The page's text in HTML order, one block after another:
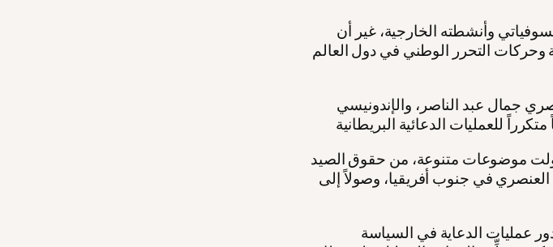
وأنشطته الخارجية، غير أن
التحرر الوطني في دول العالم
جمال عبد الناصر، والإندونيسي
موضوعات متنوعة، من حقوق الصيد
في جنوب أفريقيا، وصولاً إلى
عمليات الدعاية في السياسة